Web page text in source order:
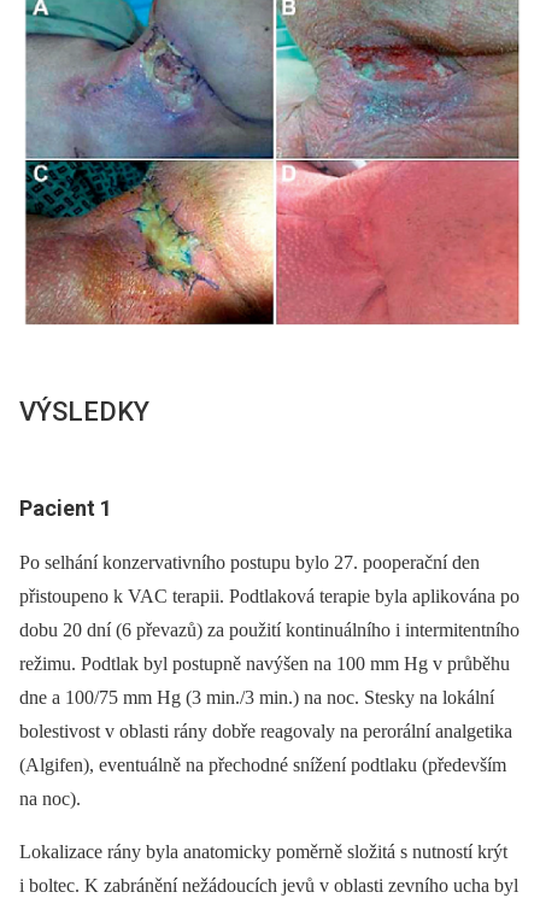
VÝSLEDKY
Pacient 1
Po selhání konzervativního postupu bylo 27. pooperační den
přistoupeno k VAC terapii. Podtlaková terapie byla aplikována po
dobu 20 dní (6 převazů) za použití kontinuálního i intermitentního
režimu. Podtlak byl postupně navýšen na 100 mm Hg v průběhu
dne a 100/75 mm Hg (3 min./3 min.) na noc. Stesky na lokální
bolestivost v oblasti rány dobře reagovaly na perorální analgetika
(Algifen), eventuálně na přechodné snížení podtlaku (především
na noc).
Lokalizace rány byla anatomicky poměrně složitá s nutností krýt
i boltec. K zabránění nežádoucích jevů v oblasti zevního ucha byl